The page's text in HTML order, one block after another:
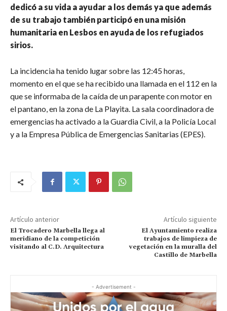
dedicó a su vida a ayudar a los demás ya que además
de su trabajo también participó en una misión
humanitaria en Lesbos en ayuda de los refugiados
sirios.
La incidencia ha tenido lugar sobre las 12:45 horas,
momento en el que se ha recibido una llamada en el 112 en la
que se informaba de la caída de un parapente con motor en
el pantano, en la zona de La Playita. La sala coordinadora de
emergencias ha activado a la Guardia Civil, a la Policía Local
y a la Empresa Pública de Emergencias Sanitarias (EPES).
Artículo anterior
El Trocadero Marbella llega al
meridiano de la competición
visitando al C.D. Arquitectura
Artículo siguiente
El Ayuntamiento realiza
trabajos de limpieza de
vegetación en la muralla del
Castillo de Marbella
- Advertisement -